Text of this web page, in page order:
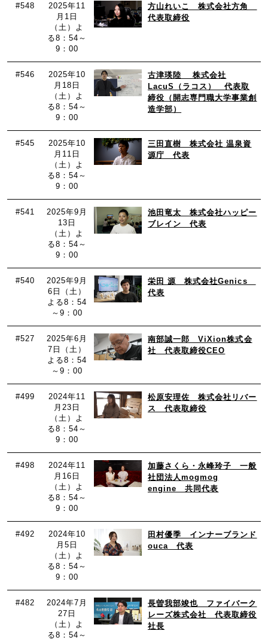
#548
2025年11
月1日
（土）よ
る8：54～
9：00
方山れいこ 株式会社方角
代表取締役
#546
2025年10
月18日
（土）よ
る8：54～
9：00
古津瑛陸 株式会社
LacuS（ラコス） 代表取
締役（開志専門職大学事業創
造学部）
#545
2025年10
月11日
（土）よ
る8：54～
9：00
三田直樹 株式会社 温泉資
源庁 代表
#541
2025年9月
13日
（土）よ
る8：54～
9：00
池田竜太 株式会社ハッピー
ブレイン 代表
#540
2025年9月
6日（土）
よる8：54
～9：00
栄田 源 株式会社Genics
代表
#527
2025年6月
7日（土）
よる8：54
～9：00
南部誠一郎 ViXion株式会
社 代表取締役CEO
#499
2024年11
月23日
（土）よ
る8：54～
9：00
松原安理佐 株式会社リバー
ス 代表取締役
#498
2024年11
月16日
（土）よ
る8：54～
9：00
加藤さくら・永峰玲子 一般
社団法人mogmog
engine 共同代表
#492
2024年10
月5日
（土）よ
る8：54～
9：00
田村優季 インナーブランド
ouca 代表
#482
2024年7月
27日
（土）よ
る8：54～
長曽我部竣也 ファイバーク
レーズ株式会社 代表取締役
社長